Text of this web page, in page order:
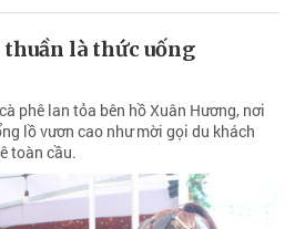
là thức uống
phê lan tỏa bên hồ Xuân Hương, nơi
lồ vươn cao như mời gọi du khách
toàn cầu.